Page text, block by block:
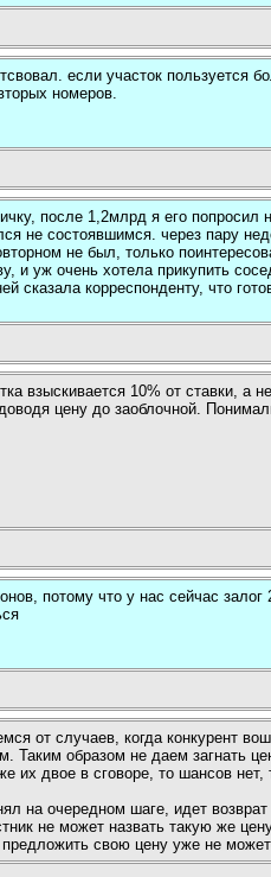
если участок пользуется
номеров.
после 1,2млрд я его попросил
не состоявшимся. через пару
не был, только
и уж очень хотела прикупить
сказала корреспонденту, что
взыскивается 10% от ставки, а
цену до заоблочной.
потому что у нас сейчас
от случаев, когда конкурент
Таким образом не даем загнать
их двое в сговоре, то шансов
на очередном шаге, идет
не может назвать такую же
свою цену уже не